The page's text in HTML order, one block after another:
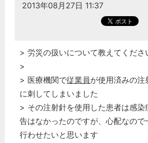
2013年08月27日 11:37
> 労災の扱いについて教えてくださ
>
> 医療機関で従業員が使用済みの注
に刺してしまいました
> その注射針を使用した患者は感染
告はなかったのですが、心配なので
行わせたいと思います